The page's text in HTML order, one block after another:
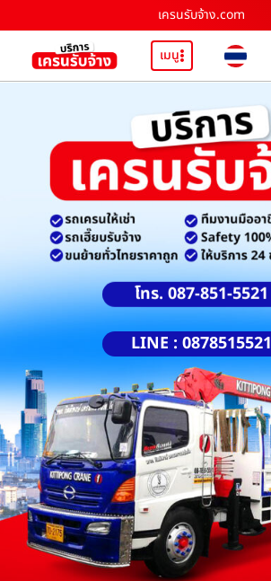
เครนรับจ้าง.com
เมนู
โทร. 087-851-5521
LINE : 0878515521